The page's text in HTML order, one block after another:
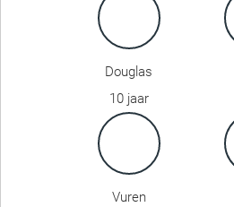
Douglas
10 jaar
Vuren